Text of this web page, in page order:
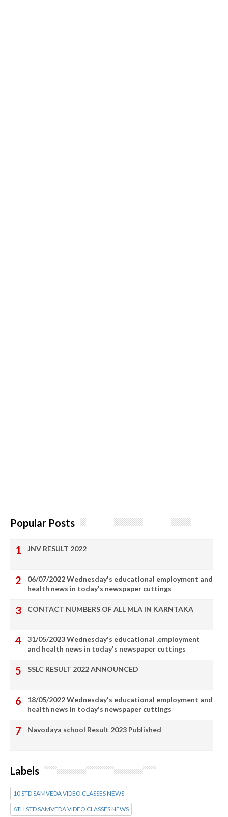
Popular Posts
JNV RESULT 2022
06/07/2022 Wednesday's educational employment and
health news in today's newspaper cuttings
CONTACT NUMBERS OF ALL MLA IN KARNTAKA
31/05/2023 Wednesday's educational ,employment
and health news in today's newspaper cuttings
SSLC RESULT 2022 ANNOUNCED
18/05/2022 Wednesday's educational employment and
health news in today's newspaper cuttings
Navodaya school Result 2023 Published
Labels
10 STD SAMVEDA VIDEO CLASSES NEWS
6TH STD SAMVEDA VIDEO CLASSES NEWS